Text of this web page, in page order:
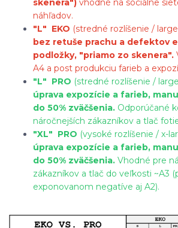
skenera") vhodné na sociálne
náhľadov.
"L" EKO (stredné rozlíšenie /
bez retuše prachu a defektov
podložky, "priamo zo skenera".
A4 a post produkciu farieb a
"L" PRO (stredné rozlíšenie /
úprava expozície a farieb,
do 50% zväčšenia. Odporúčané
náročnejších zákazníkov a tlač
"XL" PRO (vysoké rozlíšenie / x-
úprava expozície a farieb,
do 50% zväčšenia. Vhodné pre
zákazníkov a tlač do veľkosti ~A3
exponovanom negatíve aj A2).